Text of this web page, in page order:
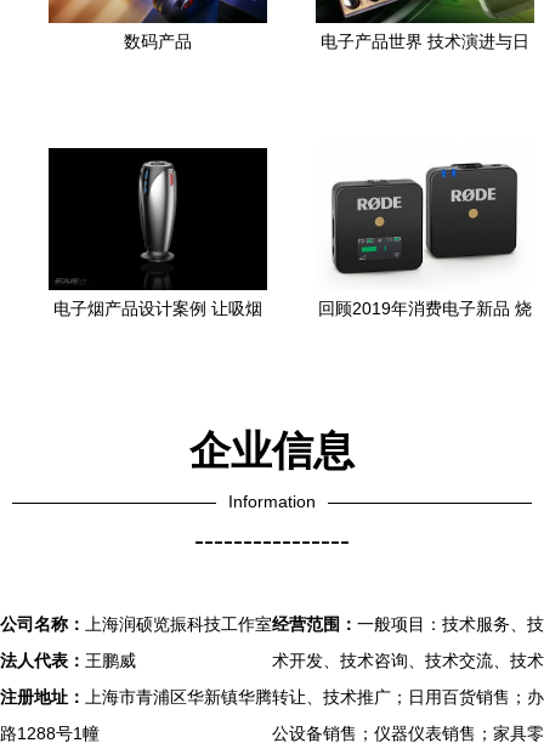
数码产品
电子产品世界 技术演进与日
电子烟产品设计案例 让吸烟
回顾2019年消费电子新品 烧
企业信息
Information
----------------
公司名称：
上海润硕览振科技工作室
法人代表： 王鹏威
注册地址：
上海市青浦区华新镇华腾
路1288号1幢
经营范围： 一般项目：技术服务、技
术开发、技术咨询、技术交流、技术
转让、技术推广；日用百货销售；办
公设备销售；仪器仪表销售；家具零